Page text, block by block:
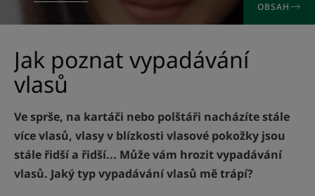
OBSAH
Jak poznat vypadávání
vlasů
Ve sprše, na kartáči nebo polštáři nacházíte stále
více vlasů, vlasy v blízkosti vlasové pokožky jsou
stále řidší a řidší... Může vám hrozit vypadávání
vlasů. Jaký typ vypadávání vlasů mě trápí?